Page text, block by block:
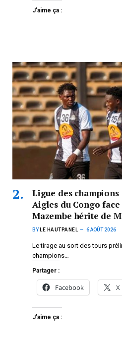
J’aime ça :
Ligue des champions
Aigles du Congo face
Mazembe hérite de
BY LE HAUTPANEL 6 AOÛT 2026
Le tirage au sort des tours
champions…
Partager :
Facebook X
J’aime ça :